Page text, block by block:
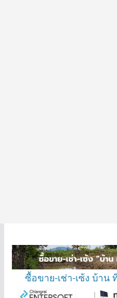
ซื้อขาย-เช่า-เซ้ง บ้าน